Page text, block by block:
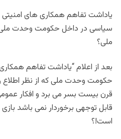
ياداشت تفاهم همكارى هاى امنيتى
سياسى در داخل حكومت وحدت
ملى؟
بعد از اعلام “ياداشت تفاهم
حكومت وحدت ملى كه از نظر اطلاع
قرن بيست بسر مى برد و افكار
قابل توجهى برخوردار نمى باشد
است!؟